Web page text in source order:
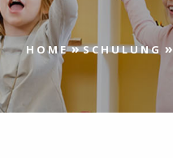
HOME»SCHULUNG »